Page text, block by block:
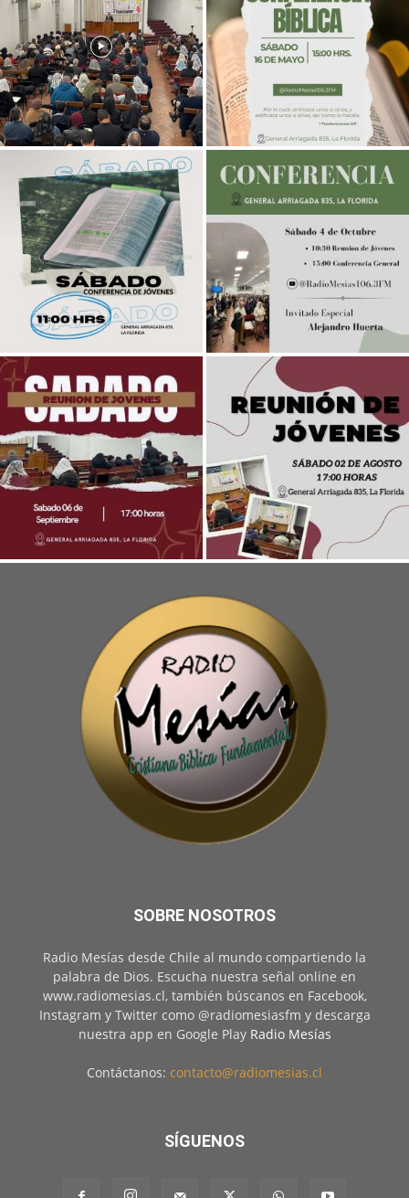
SOBRE NOSOTROS
Radio Mesías desde Chile al mundo compartiendo la
palabra de Dios. Escucha nuestra señal online en
www.radiomesias.cl, también búscanos en Facebook,
Instagram y Twitter como @radiomesiasfm y descarga
nuestra app en Google Play Radio Mesías
Contáctanos: contacto@radiomesias.cl
SÍGUENOS